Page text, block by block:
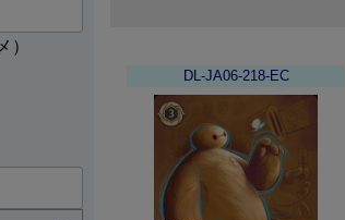
）
DL-JA06-218-EC